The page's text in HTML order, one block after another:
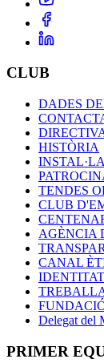
CLUB
DADES
HISTÒRIA
TENDES
CLUB
AGÈNCIA
CANAL
Delegat del
PRIMER